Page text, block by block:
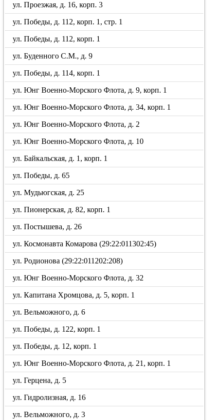
ул. Проезжая, д. 16, корп. 3
ул. Победы, д. 112, корп. 1, стр. 1
ул. Победы, д. 112, корп. 1
ул. Буденного С.М., д. 9
ул. Победы, д. 114, корп. 1
ул. Юнг Военно-Морского Флота, д. 9, корп. 1
ул. Юнг Военно-Морского Флота, д. 34, корп. 1
ул. Юнг Военно-Морского Флота, д. 2
ул. Юнг Военно-Морского Флота, д. 10
ул. Байкальская, д. 1, корп. 1
ул. Победы, д. 65
ул. Мудьюгская, д. 25
ул. Пионерская, д. 82, корп. 1
ул. Постышева, д. 26
ул. Космонавта Комарова (29:22:011302:45)
ул. Родионова (29:22:011202:208)
ул. Юнг Военно-Морского Флота, д. 32
ул. Капитана Хромцова, д. 5, корп. 1
ул. Вельможного, д. 6
ул. Победы, д. 122, корп. 1
ул. Победы, д. 12, корп. 1
ул. Юнг Военно-Морского Флота, д. 21, корп. 1
ул. Герцена, д. 5
ул. Гидролизная, д. 16
ул. Вельможного, д. 3